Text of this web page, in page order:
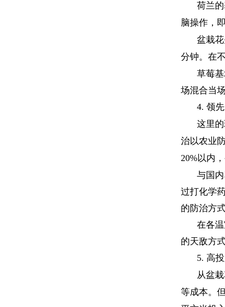
荷兰
脑操作，
盆栽
分钟。在
草莓
场混合当
4. 领
这里
治以农业
20%以内
与国
过打化学
的防治方
在各
的天敌方
5. 高
从盆
等成本。